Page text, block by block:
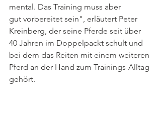
mental. Das Training muss aber
gut vorbereitet sein", erläutert Peter
Kreinberg, der seine Pferde seit über
40 Jahren im Doppelpackt schult und
bei dem das Reiten mit einem weiteren
Pferd an der Hand zum Trainings-Alltag
gehört.